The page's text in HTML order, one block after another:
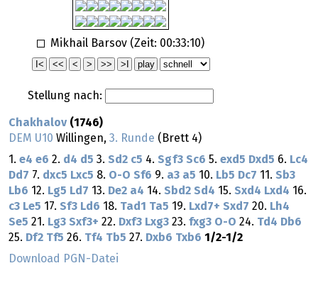
Mikhail Barsov (Zeit: 00:33:10)
Stellung nach:
Chakhalov (1746)
DEM U10 Willingen, 3. Runde (Brett 4)
1. e4 e6 2. d4 d5 3. Sd2 c5 4. Sgf3 Sc6 5. exd5 Dxd5 6. Lc4
Dd7 7. dxc5 Lxc5 8. O-O Sf6 9. a3 a5 10. Lb5 Dc7 11. Sb3
Lb6 12. Lg5 Ld7 13. De2 a4 14. Sbd2 Sd4 15. Sxd4 Lxd4 16.
c3 Le5 17. Sf3 Ld6 18. Tad1 Ta5 19. Lxd7+ Sxd7 20. Lh4
Se5 21. Lg3 Sxf3+ 22. Dxf3 Lxg3 23. fxg3 O-O 24. Td4 Db6
25. Df2 Tf5 26. Tf4 Tb5 27. Dxb6 Txb6 1/2-1/2
Download PGN-Datei